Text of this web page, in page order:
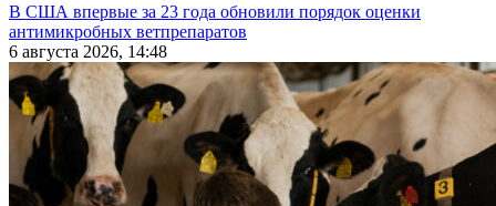
В США впервые за 23 года обновили порядок оценки
антимикробных ветпрепаратов
6 августа 2026, 14:48